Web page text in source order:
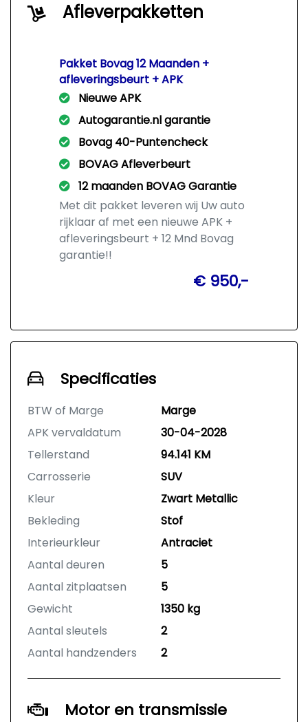
Afleverpakketten
Pakket Bovag 12 Maanden +
afleveringsbeurt + APK
Nieuwe APK
Autogarantie.nl garantie
Bovag 40-Puntencheck
BOVAG Afleverbeurt
12 maanden BOVAG Garantie
Met dit pakket leveren wij Uw auto
rijklaar af met een nieuwe APK +
afleveringsbeurt + 12 Mnd Bovag
garantie!!
€ 950,-
Specificaties
BTW of Marge
Marge
APK vervaldatum
30-04-2028
Tellerstand
94.141 KM
Carrosserie
SUV
Kleur
Zwart Metallic
Bekleding
Stof
Interieurkleur
Antraciet
Aantal deuren
5
Aantal zitplaatsen
5
Gewicht
1350 kg
Aantal sleutels
2
Aantal handzenders
2
Motor en transmissie